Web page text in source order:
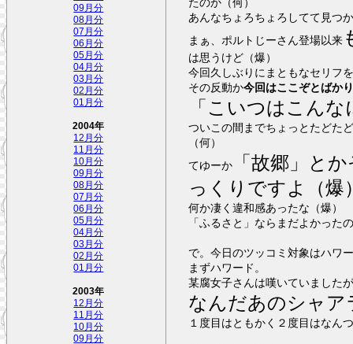
09月分
08月分
07月分
06月分
05月分
04月分
03月分
02月分
01月分
2004年
12月分
11月分
10月分
09月分
08月分
07月分
06月分
05月分
04月分
03月分
02月分
01月分
2003年
12月分
11月分
10月分
09月分
たのか（何）
あんなちょろちょろしてて見つ
まぁ、ポルトじーさん登場以来
は思うけど（爆）
今回久しぶりにまともなセリフ
その反動か今回はここぞとばか
「こいつはこん
ついこの間までちょっとたどた
（何）
てゆーか
「故郷」と
っくりですよ（爆
何か凄く違和感あったな（爆）
「ふるさと」ならまだよかった
で。今日のツッコミ対象はハワ
まずハワード。
某腐女子さんは嘆いていました
なんだあのシャア
１度目はともかく２度目はなん